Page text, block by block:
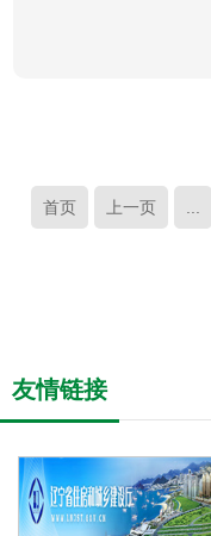
首页 上一页
友情链接